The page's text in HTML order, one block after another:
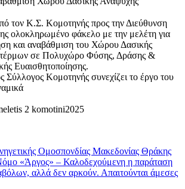
τον Κ.Σ. Κομοτηνής προς την Διεύθυνση
ολοκληρωμένο φάκελο με την μελέτη για
και αναβάθμιση του Χώρου Δασικής
σε Πολυχώρο Φύσης, Δράσης &
Ευαισθητοποίησης.
Σύλλογος Κομοτηνής συνεχίζει το έργο του
Ομοσπονδίας Μακεδονίας Θράκης
«Άργος» – Καλοδεχούμενη η παράταση
αλλά δεν αρκούν. Απαιτούνται άμεσες